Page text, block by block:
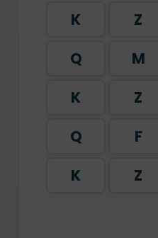
K
Z
Q
M
K
Z
Q
F
K
Z